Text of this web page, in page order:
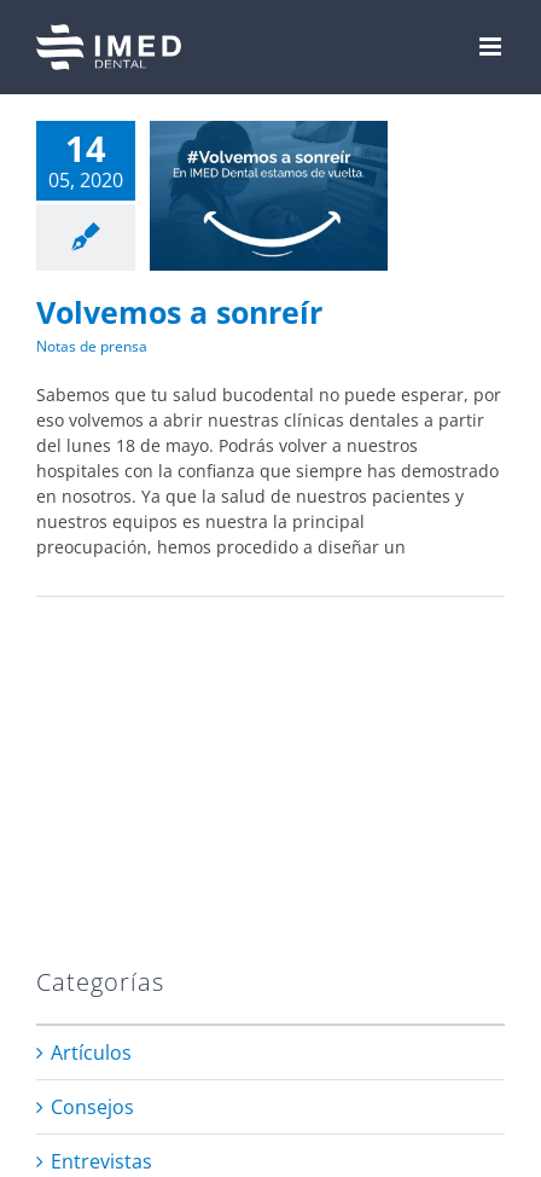
content
14
05, 2020
Volvemos a sonreír
Notas de prensa
Sabemos que tu salud bucodental no puede esperar, por
eso volvemos a abrir nuestras clínicas dentales a partir
del lunes 18 de mayo. Podrás volver a nuestros
hospitales con la confianza que siempre has demostrado
en nosotros. Ya que la salud de nuestros pacientes y
nuestros equipos es nuestra la principal
preocupación, hemos procedido a diseñar un
Categorías
Artículos
Consejos
Entrevistas